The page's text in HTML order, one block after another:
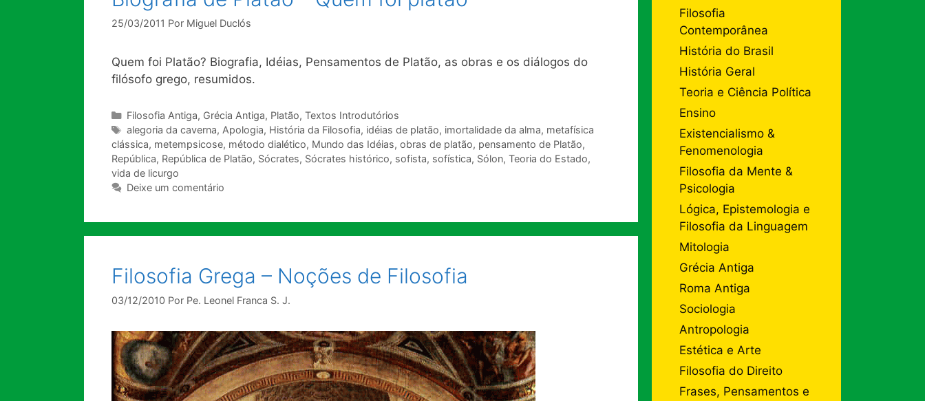
25/03/2011 Por Miguel Duclós
Quem foi Platão? Biografia, Idéias, Pensamentos de Platão, as obras e os diálogos do
filósofo grego, resumidos.
Categorias
Filosofia Antiga, Grécia Antiga, Platão, Textos Introdutórios
Tags
alegoria da caverna, Apologia, História da Filosofia, idéias de platão, imortalidade da alma, metafísica
clássica, metempsicose, método dialético, Mundo das Idéias, obras de platão, pensamento de Platão,
República, República de Platão, Sócrates, Sócrates histórico, sofista, sofística, Sólon, Teoria do Estado,
vida de licurgo
Deixe um comentário
Filosofia Grega – Noções de Filosofia
03/12/2010 Por Pe. Leonel Franca S. J.
Filosofia
Contemporânea
História do Brasil
História Geral
Teoria e Ciência Política
Ensino
Existencialismo &
Fenomenologia
Filosofia da Mente &
Psicologia
Lógica, Epistemologia e
Filosofia da Linguagem
Mitologia
Grécia Antiga
Roma Antiga
Sociologia
Antropologia
Estética e Arte
Filosofia do Direito
Frases, Pensamentos e